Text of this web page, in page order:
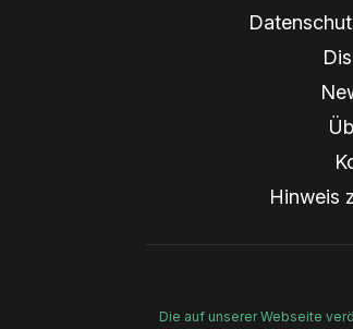
Hinweis
Die auf unserer Webseite